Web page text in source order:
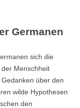
Germanen
sich die
Menschheit
über den
wilde Hypothesen
den